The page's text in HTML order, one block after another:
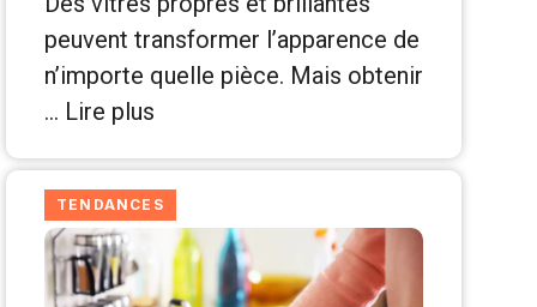
peuvent transformer l’apparence de
n’importe quelle pièce. Mais obtenir
… Lire plus
TENDANCES